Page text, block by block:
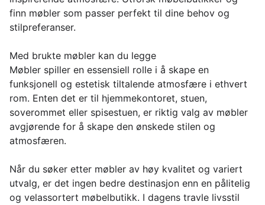
finn møbler som passer perfekt til dine behov og
stilpreferanser.
Med brukte møbler kan du legge
Møbler spiller en essensiell rolle i å skape en
funksjonell og estetisk tiltalende atmosfære i ethvert
rom. Enten det er til hjemmekontoret, stuen,
soverommet eller spisestuen, er riktig valg av møbler
avgjørende for å skape den ønskede stilen og
atmosfæren.
Når du søker etter møbler av høy kvalitet og variert
utvalg, er det ingen bedre destinasjon enn en pålitelig
og velassortert møbelbutikk. I dagens travle livsstil